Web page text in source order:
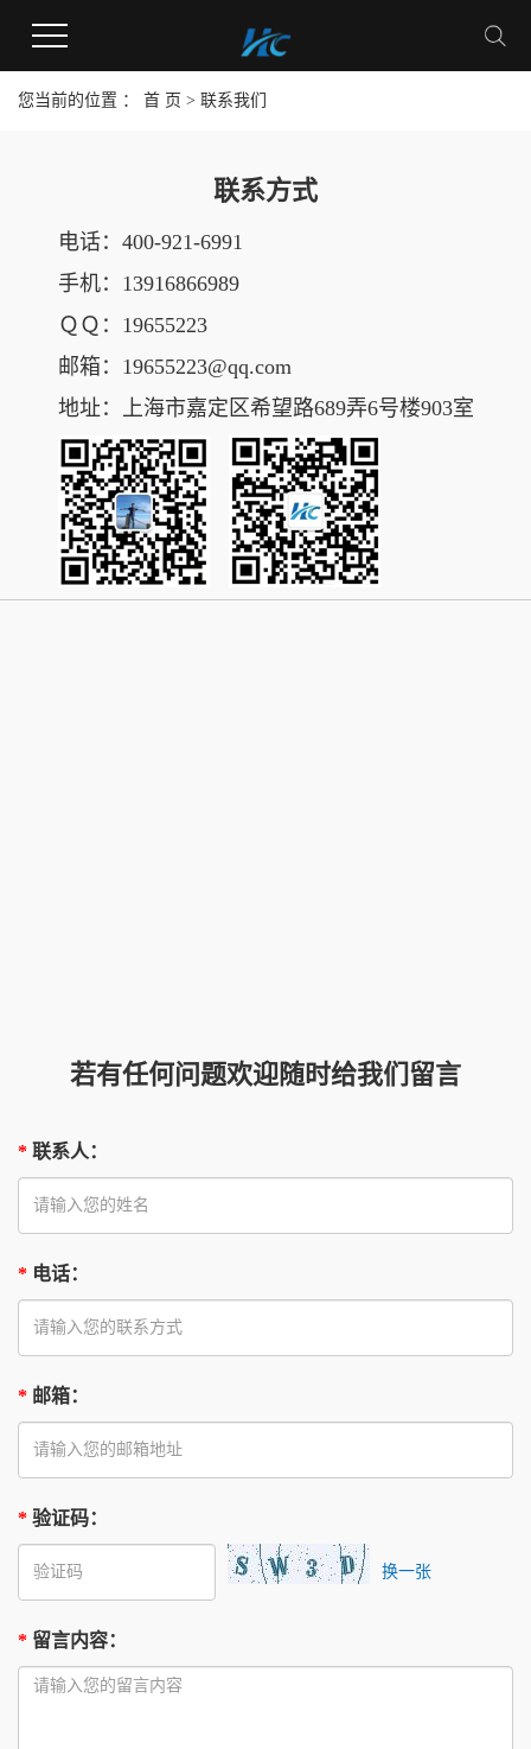
您当前的位置 ： 首 页 > 联系我们
联系方式
电话：400-921-6991
手机：13916866989
ＱＱ： 19655223
邮箱：19655223@qq.com
地址： 上海市嘉定区希望路689弄6号楼903室
若有任何问题欢迎随时给我们留言
* 联系人 ：
* 电话：
* 邮箱：
* 验证码：
换一张
* 留言内容：